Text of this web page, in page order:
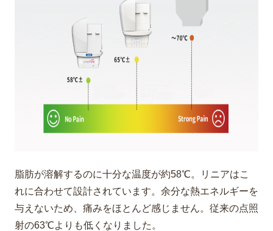
脂肪が溶解するのに十分な温度が約58℃。リニアはこ
れに合わせて設計されています。余分な熱エネルギーを
与えないため、痛みをほとんど感じません。従来の点照
射の63℃よりも低くなりました。